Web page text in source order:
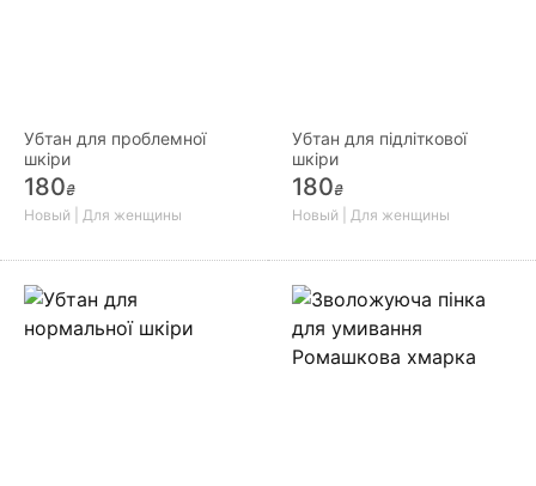
Убтан для проблемної
шкіри
180₴
Новый | Для женщины
Убтан для підліткової
шкіри
180₴
Новый | Для женщины